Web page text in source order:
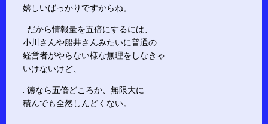
嬉しいばっかりですからね。
…だから情報量を五倍にするには、
小川さんや船井さんみたいに普通の
経営者がやらない様な無理をしなきゃ
いけないけど、
…徳なら五倍どころか、無限大に
積んでも全然しんどくない。